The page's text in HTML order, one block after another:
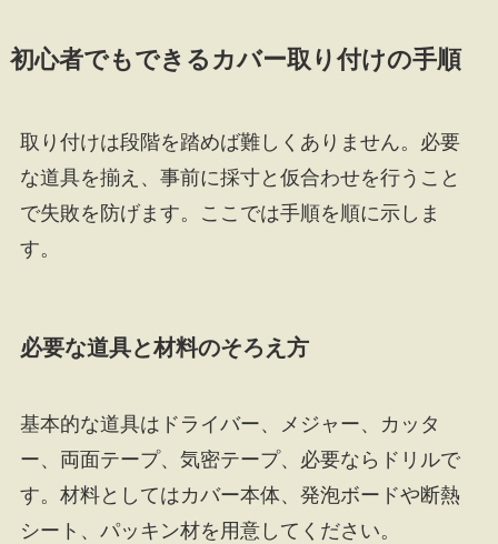
初心者でもできるカバー取り付けの手順
取り付けは段階を踏めば難しくありません。必要
な道具を揃え、事前に採寸と仮合わせを行うこと
で失敗を防げます。ここでは手順を順に示しま
す。
必要な道具と材料のそろえ方
基本的な道具はドライバー、メジャー、カッタ
ー、両面テープ、気密テープ、必要ならドリルで
す。材料としてはカバー本体、発泡ボードや断熱
シート、パッキン材を用意してください。